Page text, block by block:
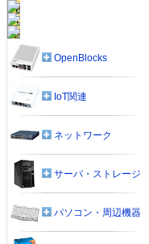
OpenBlocks
IoT関連
ネットワーク
サーバ・ストレージ
パソコン・周辺機器